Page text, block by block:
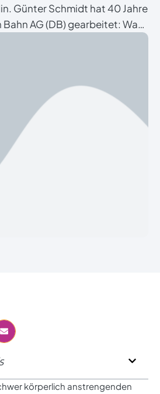
Günter Schmidt hat 40 Jahre
AG (DB) gearbeitet: Was
körperlich anstrengenden